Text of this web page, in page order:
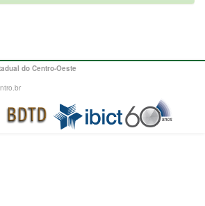
do Centro-Oeste